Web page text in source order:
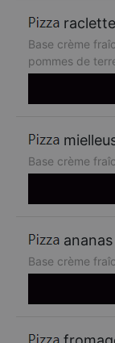
Base crème
pommes de
Base crème
Base crème